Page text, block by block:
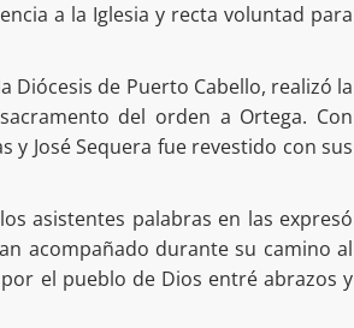
a la Iglesia y recta voluntad para
Diócesis de Puerto Cabello, realizó la
del orden a Ortega. Con
y José Sequera fue revestido con sus
asistentes palabras en las expresó
acompañado durante su camino al
el pueblo de Dios entré abrazos y